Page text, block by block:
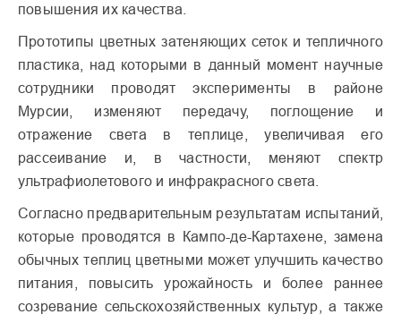
повышения их качества.
Прототипы цветных затеняющих сеток и тепличного
пластика, над которыми в данный момент научные
сотрудники проводят эксперименты в районе
Мурсии, изменяют передачу, поглощение и
отражение света в теплице, увеличивая его
рассеивание и, в частности, меняют спектр
ультрафиолетового и инфракрасного света.
Согласно предварительным результатам испытаний,
которые проводятся в Кампо-де-Картахене, замена
обычных теплиц цветными может улучшить качество
питания, повысить урожайность и более раннее
созревание сельскохозяйственных культур, а также